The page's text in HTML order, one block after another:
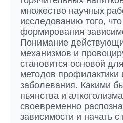
множество научных
исследованию того,
формирования
Понимание
механизмов и
становится основой
методов профилактики
заболевания. Какими
пьянства и
своевременно
зависимости и начать с